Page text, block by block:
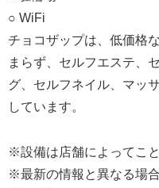
○ WiFi
チョコザップは、低価格
まらず、セルフエステ、
グ、セルフネイル、マッ
しています。
※設備は店舗によってこと
※最新の情報と異なる場